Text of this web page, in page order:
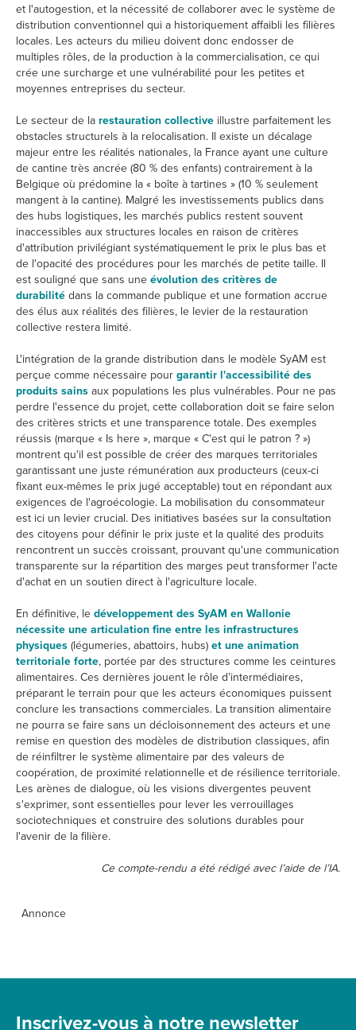
et l'autogestion, et la nécessité de collaborer avec le système de
distribution conventionnel qui a historiquement affaibli les filières
locales. Les acteurs du milieu doivent donc endosser de
multiples rôles, de la production à la commercialisation, ce qui
crée une surcharge et une vulnérabilité pour les petites et
moyennes entreprises du secteur.
Le secteur de la restauration collective illustre parfaitement les
obstacles structurels à la relocalisation. Il existe un décalage
majeur entre les réalités nationales, la France ayant une culture
de cantine très ancrée (80 % des enfants) contrairement à la
Belgique où prédomine la « boîte à tartines » (10 % seulement
mangent à la cantine). Malgré les investissements publics dans
des hubs logistiques, les marchés publics restent souvent
inaccessibles aux structures locales en raison de critères
d'attribution privilégiant systématiquement le prix le plus bas et
de l'opacité des procédures pour les marchés de petite taille. Il
est souligné que sans une évolution des critères de
durabilité dans la commande publique et une formation accrue
des élus aux réalités des filières, le levier de la restauration
collective restera limité.
L'intégration de la grande distribution dans le modèle SyAM est
perçue comme nécessaire pour garantir l'accessibilité des
produits sains aux populations les plus vulnérables. Pour ne pas
perdre l'essence du projet, cette collaboration doit se faire selon
des critères stricts et une transparence totale. Des exemples
réussis (marque « Is here », marque « C'est qui le patron ? »)
montrent qu'il est possible de créer des marques territoriales
garantissant une juste rémunération aux producteurs (ceux-ci
fixant eux-mêmes le prix jugé acceptable) tout en répondant aux
exigences de l'agroécologie. La mobilisation du consommateur
est ici un levier crucial. Des initiatives basées sur la consultation
des citoyens pour définir le prix juste et la qualité des produits
rencontrent un succès croissant, prouvant qu'une communication
transparente sur la répartition des marges peut transformer l'acte
d'achat en un soutien direct à l'agriculture locale.
En définitive, le développement des SyAM en Wallonie
nécessite une articulation fine entre les infrastructures
physiques (légumeries, abattoirs, hubs) et une animation
territoriale forte, portée par des structures comme les ceintures
alimentaires. Ces dernières jouent le rôle d’intermédiaires,
préparant le terrain pour que les acteurs économiques puissent
conclure les transactions commerciales. La transition alimentaire
ne pourra se faire sans un décloisonnement des acteurs et une
remise en question des modèles de distribution classiques, afin
de réinfiltrer le système alimentaire par des valeurs de
coopération, de proximité relationnelle et de résilience territoriale.
Les arènes de dialogue, où les visions divergentes peuvent
s'exprimer, sont essentielles pour lever les verrouillages
sociotechniques et construire des solutions durables pour
l'avenir de la filière.
Ce compte-rendu a été rédigé avec l’aide de l’IA.
Annonce
Inscrivez-vous à notre newsletter